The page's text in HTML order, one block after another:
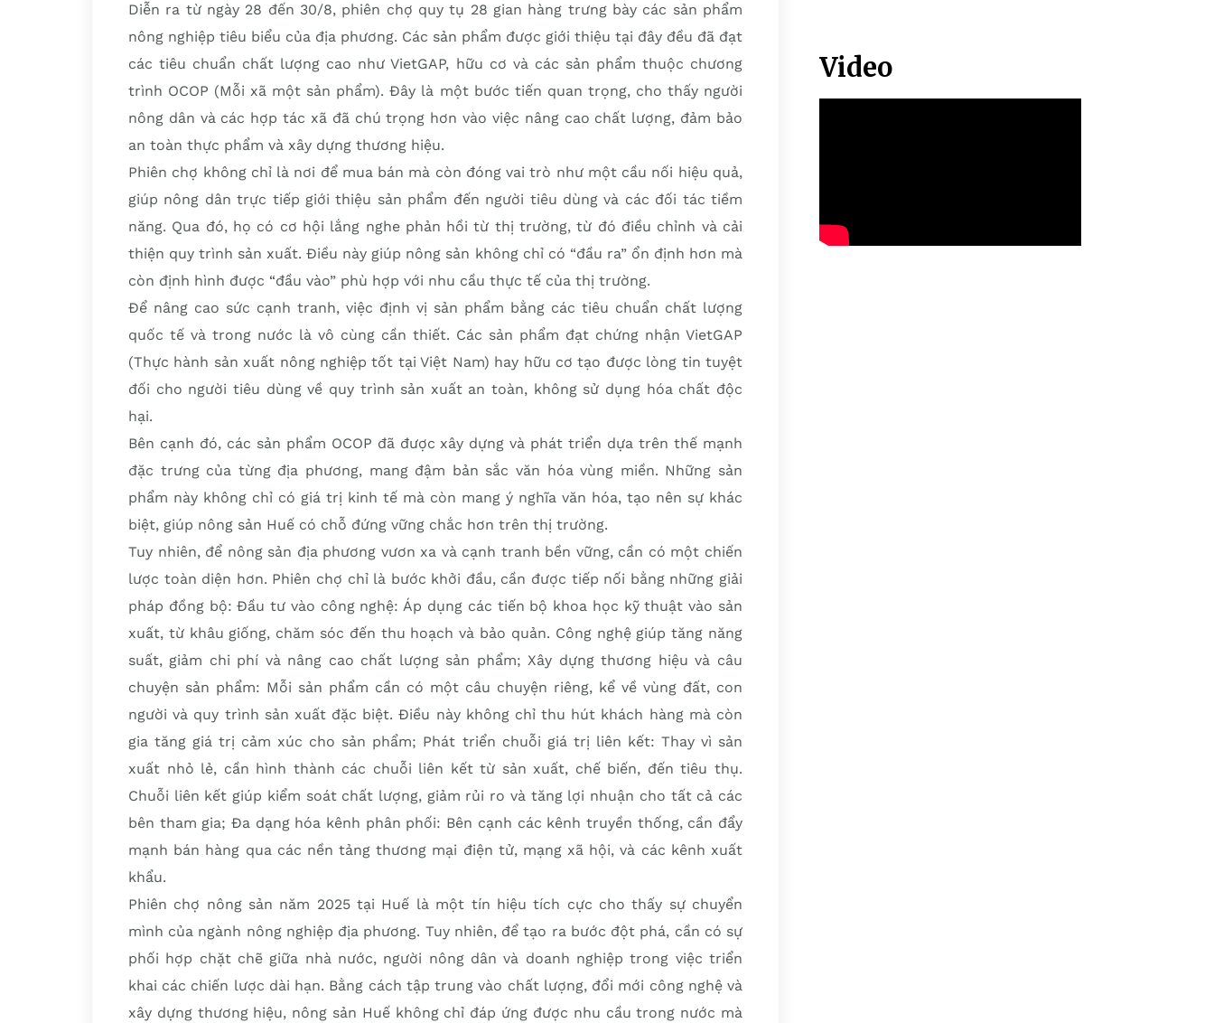
Diễn ra từ ngày 28 đến 30/8, phiên chợ quy tụ 28 gian hàng trưng bày các sản phẩm
nông nghiệp tiêu biểu của địa phương. Các sản phẩm được giới thiệu tại đây đều đã đạt
các tiêu chuẩn chất lượng cao như VietGAP, hữu cơ và các sản phẩm thuộc chương
trình OCOP (Mỗi xã một sản phẩm). Đây là một bước tiến quan trọng, cho thấy người
nông dân và các hợp tác xã đã chú trọng hơn vào việc nâng cao chất lượng, đảm bảo
an toàn thực phẩm và xây dựng thương hiệu.
Phiên chợ không chỉ là nơi để mua bán mà còn đóng vai trò như một cầu nối hiệu quả,
giúp nông dân trực tiếp giới thiệu sản phẩm đến người tiêu dùng và các đối tác tiềm
năng. Qua đó, họ có cơ hội lắng nghe phản hồi từ thị trường, từ đó điều chỉnh và cải
thiện quy trình sản xuất. Điều này giúp nông sản không chỉ có “đầu ra” ổn định hơn mà
còn định hình được “đầu vào” phù hợp với nhu cầu thực tế của thị trường.
Để nâng cao sức cạnh tranh, việc định vị sản phẩm bằng các tiêu chuẩn chất lượng
quốc tế và trong nước là vô cùng cần thiết. Các sản phẩm đạt chứng nhận VietGAP
(Thực hành sản xuất nông nghiệp tốt tại Việt Nam) hay hữu cơ tạo được lòng tin tuyệt
đối cho người tiêu dùng về quy trình sản xuất an toàn, không sử dụng hóa chất độc
hại.
Bên cạnh đó, các sản phẩm OCOP đã được xây dựng và phát triển dựa trên thế mạnh
đặc trưng của từng địa phương, mang đậm bản sắc văn hóa vùng miền. Những sản
phẩm này không chỉ có giá trị kinh tế mà còn mang ý nghĩa văn hóa, tạo nên sự khác
biệt, giúp nông sản Huế có chỗ đứng vững chắc hơn trên thị trường.
Tuy nhiên, để nông sản địa phương vươn xa và cạnh tranh bền vững, cần có một chiến
lược toàn diện hơn. Phiên chợ chỉ là bước khởi đầu, cần được tiếp nối bằng những giải
pháp đồng bộ: Đầu tư vào công nghệ: Áp dụng các tiến bộ khoa học kỹ thuật vào sản
xuất, từ khâu giống, chăm sóc đến thu hoạch và bảo quản. Công nghệ giúp tăng năng
suất, giảm chi phí và nâng cao chất lượng sản phẩm; Xây dựng thương hiệu và câu
chuyện sản phẩm: Mỗi sản phẩm cần có một câu chuyện riêng, kể về vùng đất, con
người và quy trình sản xuất đặc biệt. Điều này không chỉ thu hút khách hàng mà còn
gia tăng giá trị cảm xúc cho sản phẩm; Phát triển chuỗi giá trị liên kết: Thay vì sản
xuất nhỏ lẻ, cần hình thành các chuỗi liên kết từ sản xuất, chế biến, đến tiêu thụ.
Chuỗi liên kết giúp kiểm soát chất lượng, giảm rủi ro và tăng lợi nhuận cho tất cả các
bên tham gia; Đa dạng hóa kênh phân phối: Bên cạnh các kênh truyền thống, cần đẩy
mạnh bán hàng qua các nền tảng thương mại điện tử, mạng xã hội, và các kênh xuất
khẩu.
Phiên chợ nông sản năm 2025 tại Huế là một tín hiệu tích cực cho thấy sự chuyển
mình của ngành nông nghiệp địa phương. Tuy nhiên, để tạo ra bước đột phá, cần có sự
phối hợp chặt chẽ giữa nhà nước, người nông dân và doanh nghiệp trong việc triển
khai các chiến lược dài hạn. Bằng cách tập trung vào chất lượng, đổi mới công nghệ và
xây dựng thương hiệu, nông sản Huế không chỉ đáp ứng được nhu cầu trong nước mà
Video